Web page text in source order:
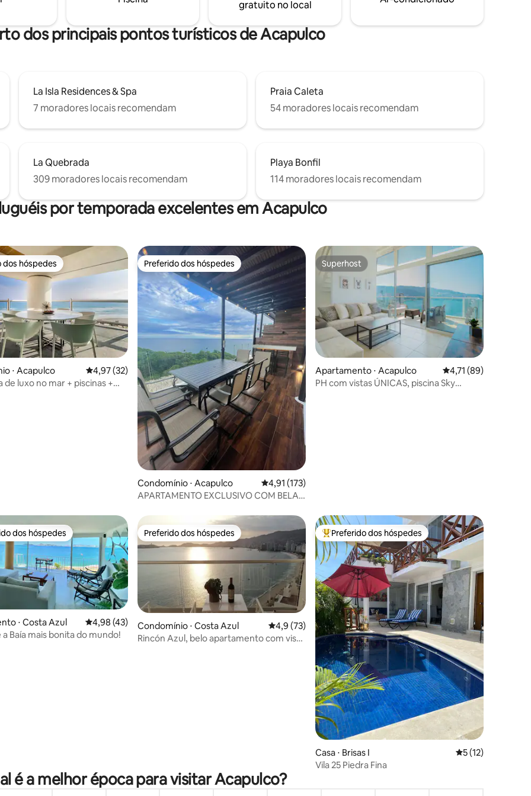
Wi-Fi, lençóis e toalhas
gratuito no local
dos principais pontos turísticos de Acapulco
La Isla Residences & Spa
7 moradores locais recomendam
Praia Caleta
54 moradores locais recomendam
La Quebrada
309 moradores locais recomendam
Playa Bonfil
114 moradores locais recomendam
por temporada excelentes em Acapulco
de 5, 26 avaliações
dos hóspedes
dos hóspedes
⋅ Acapulco 4,97 de uma avaliação média de 5, 32 avaliações
4,97 (32)
luxo no mar + piscinas +
Preferido dos hóspedes
Preferido dos hóspedes
Condomínio ⋅ Acapulco 4,91 de uma avaliação média de 5, 173 avaliações
4,91 (173)
APARTAMENTO EXCLUSIVO COM BELA
Superhost
Superhost
Apartamento ⋅ Acapulco 4,71 de uma
4,71 (89)
PH com vistas ÚNICAS, piscina Sky
de 5, 50 avaliações
preferidos dos hóspedes
dos hóspedes
⋅ Costa Azul 4,98 de uma avaliação média de 5, 43 avaliações
4,98 (43)
Baía mais bonita do mundo!
Preferido dos hóspedes
Preferido dos hóspedes
Condomínio ⋅ Costa Azul 4,9 de uma avaliação média de 5, 73 avaliações
4,9 (73)
Rincón Azul, belo apartamento com vista
Entre os melhores preferidos dos hóspedes
Preferido dos hóspedes
Casa ⋅ Brisas I 5 de uma
5 (12)
Vila 25 Piedra Fina
é a melhor época para visitar Acapulco?